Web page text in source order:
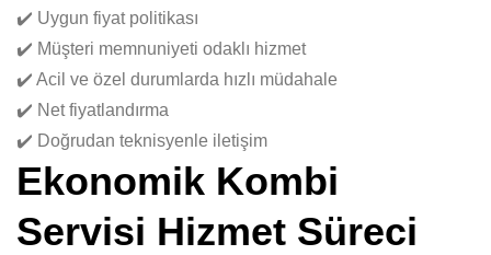
✔️ Uygun fiyat politikası
✔️ Müşteri memnuniyeti odaklı hizmet
✔️ Acil ve özel durumlarda hızlı müdahale
✔️ Net fiyatlandırma
✔️ Doğrudan teknisyenle iletişim
Ekonomik Kombi
Servisi Hizmet Süreci